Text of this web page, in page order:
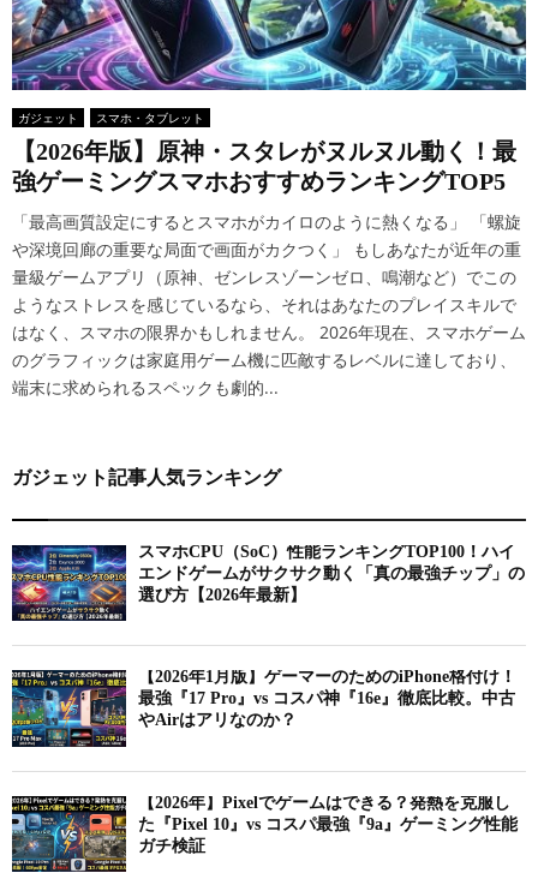
ガジェット スマホ・タブレット
【2026年版】原神・スタレがヌルヌル動く！最
強ゲーミングスマホおすすめランキングTOP5
「最高画質設定にするとスマホがカイロのように熱くなる」 「螺旋
や深境回廊の重要な局面で画面がカクつく」 もしあなたが近年の重
量級ゲームアプリ（原神、ゼンレスゾーンゼロ、鳴潮など）でこの
ようなストレスを感じているなら、それはあなたのプレイスキルで
はなく、スマホの限界かもしれません。 2026年現在、スマホゲーム
のグラフィックは家庭用ゲーム機に匹敵するレベルに達しており、
端末に求められるスペックも劇的...
ガジェット記事人気ランキング
スマホCPU（SoC）性能ランキングTOP100！ハイ
エンドゲームがサクサク動く「真の最強チップ」の
選び方【2026年最新】
【2026年1月版】ゲーマーのためのiPhone格付け！
最強『17 Pro』vs コスパ神『16e』徹底比較。中古
やAirはアリなのか？
【2026年】Pixelでゲームはできる？発熱を克服し
た『Pixel 10』vs コスパ最強『9a』ゲーミング性能
ガチ検証